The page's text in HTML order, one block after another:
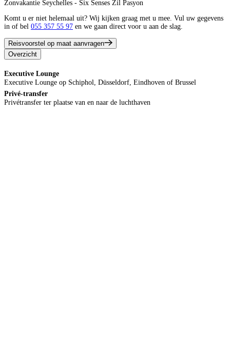
Zonvakantie Seychelles - Six Senses Zil Pasyon
Komt u er niet helemaal uit? Wij kijken graag met u mee. Vul uw gegevens
in of bel 055 357 55 97 en we gaan direct voor u aan de slag.
Reisvoorstel op maat aanvragen
Overzicht
Executive Lounge
Executive Lounge op Schiphol, Düsseldorf, Eindhoven of Brussel
Privé-transfer
Privétransfer ter plaatse van en naar de luchthaven